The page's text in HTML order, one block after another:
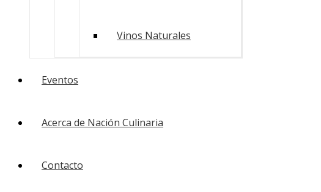
Vinos Naturales
Eventos
Acerca de Nación Culinaria
Contacto